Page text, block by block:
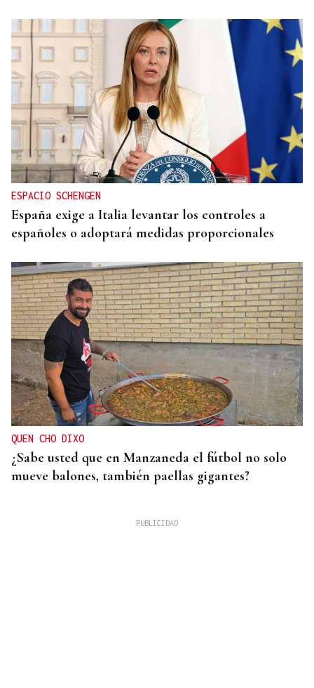
ESPACIO SCHENGEN
España exige a Italia levantar los controles a
españoles o adoptará medidas proporcionales
QUEN CHO DIXO
¿Sabe usted que en Manzaneda el fútbol no solo
mueve balones, también paellas gigantes?